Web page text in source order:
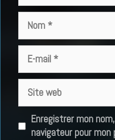
mail
web
Enregistrer mon
navigateur pour